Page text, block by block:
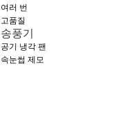
여러 번
고품질
송풍기
공기 냉각 팬
속눈썹 제모